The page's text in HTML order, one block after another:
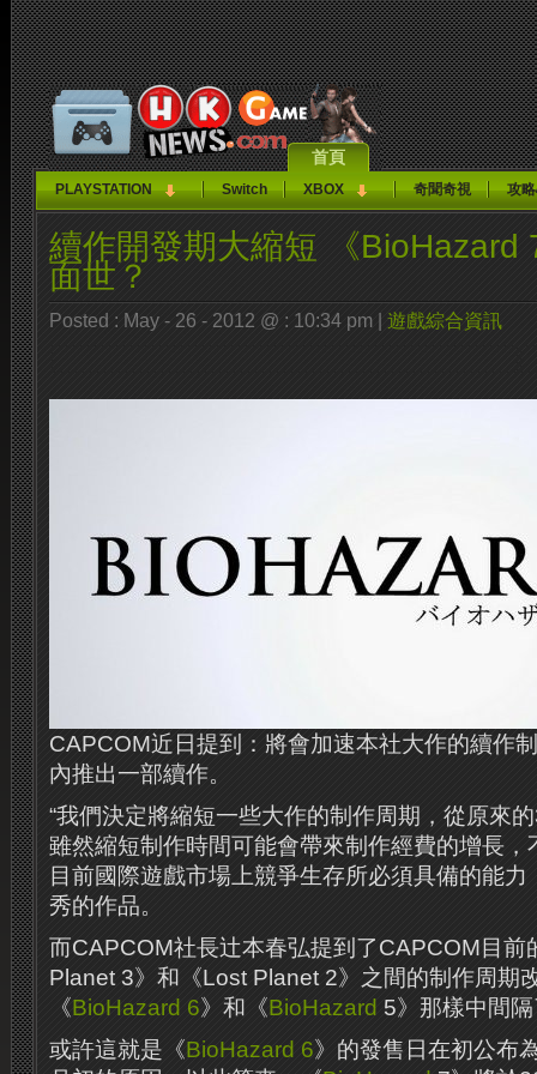
首頁
PLAYSTATION Switch XBOX 奇聞奇視 攻
續作開發期大縮短 《BioHazard
面世？
Posted : May - 26 - 2012 @ : 10:34 pm | 遊戲綜合資訊
CAPCOM近日提到：將會加速本社大作的續作
內推出一部續作。
“我們決定將縮短一些大作的制作周期，從原來
雖然縮短制作時間可能會帶來制作經費的增長，
目前國際遊戲市場上競爭生存所必須具備的能
秀的作品。
而CAPCOM社長辻本春弘提到了CAPCOM目前
Planet 3》和《Lost Planet 2》之間的制作周期
《BioHazard 6》和《BioHazard 5》那樣中間
或許這就是《BioHazard 6》的發售日在初公布